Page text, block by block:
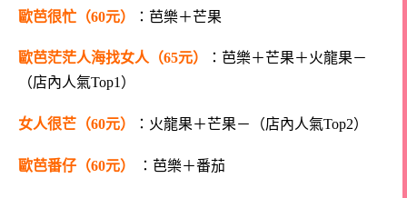
歐芭很忙（60元） ：芭樂＋芒果
歐芭茫茫人海找女人（65元）
：芭樂＋芒果＋火龍果－
（店內人氣Top1）
女人很芒（60元） ：火龍果＋芒果－（店內人氣Top2）
歐芭番仔（60元） ：芭樂＋番茄